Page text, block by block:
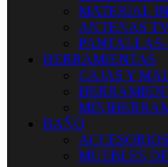
MATERIAL
ANTENAS
HERRAMIENTAS
CAJAS Y
BAÑO
MUEBLES